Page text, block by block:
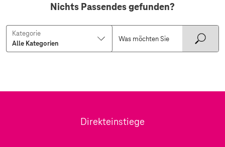
Nichts Passendes gefunden?
Kategorie
Direkteinstiege